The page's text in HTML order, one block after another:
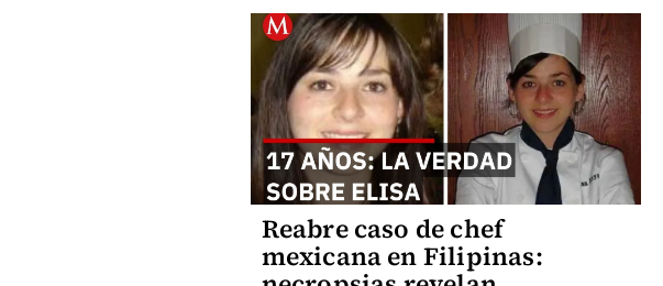
Reabre caso de chef
mexicana en Filipinas: